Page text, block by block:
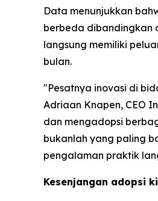
Data menunjukkan
berbeda dibandingkan
langsung memiliki
bulan.
"Pesatnya inovasi di
Adriaan Knapen, CEO
dan mengadopsi
bukanlah yang paling
pengalaman praktik
Kesenjangan adopsi